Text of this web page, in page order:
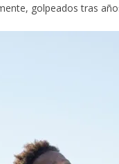
golpeados tras